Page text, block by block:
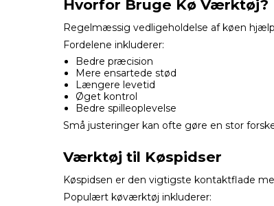
Hvorfor Bruge Kø Værktøj?
Regelmæssig vedligeholdelse af køen
Fordelene inkluderer:
Bedre præcision
Mere ensartede stød
Længere levetid
Øget kontrol
Bedre spilleoplevelse
Små justeringer kan ofte gøre en stor
Værktøj til Køspidser
Køspidsen er den vigtigste kontaktflade
Populært køværktøj inkluderer: